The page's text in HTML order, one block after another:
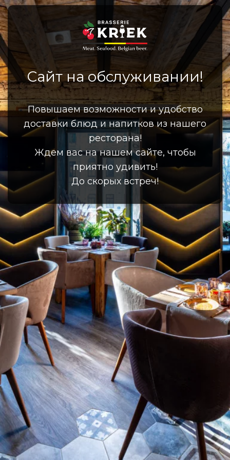
Сайт на обслуживании!
Повышаем возможности и удобство
доставки блюд и напитков из нашего
ресторана!
Ждем вас на нашем сайте, чтобы
приятно удивить!
До скорых встреч!